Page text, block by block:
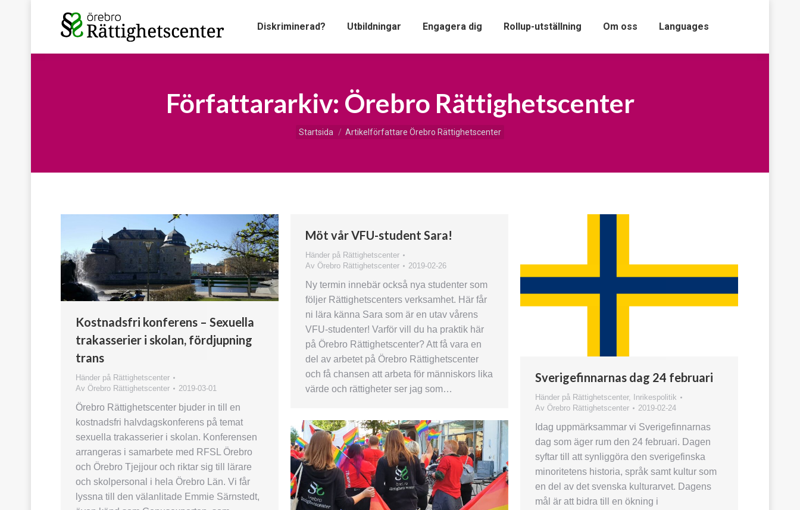
Diskriminerad? Utbildningar Engagera dig Rollup-utställning Om oss Languages
Författararkiv: Örebro Rättighetscenter
Du är här:
Startsida Artikelförfattare Örebro Rättighetscenter
Kostnadsfri konferens – Sexuella
trakasserier i skolan, fördjupning
trans
Händer på Rättighetscenter
Av Örebro Rättighetscenter 2019-03-01
Örebro Rättighetscenter bjuder in till en
kostnadsfri halvdagskonferens på temat
sexuella trakasserier i skolan. Konferensen
arrangeras i samarbete med RFSL Örebro
och Örebro Tjejjour och riktar sig till lärare
och skolpersonal i hela Örebro Län. Vi får
lyssna till den välanlitade Emmie Särnstedt,
Möt vår VFU-student Sara!
Händer på Rättighetscenter
Av Örebro Rättighetscenter 2019-02-26
Ny termin innebär också nya studenter som
följer Rättighetscenters verksamhet. Här får
ni lära känna Sara som är en utav vårens
VFU-studenter! Varför vill du ha praktik här
på Örebro Rättighetscenter? Att få vara en
del av arbetet på Örebro Rättighetscenter
och få chansen att arbeta för människors lika
värde och rättigheter ser jag som…
Sverigefinnarnas dag 24 februari
Händer på Rättighetscenter,
Inrikespolitik
Av Örebro Rättighetscenter 2019-02-24
Idag uppmärksammar vi Sverigefinnarnas
dag som äger rum den 24 februari. Dagen
syftar till att synliggöra den sverigefinska
minoritetens historia, språk samt kultur som
en del av det svenska kulturarvet. Dagens
mål är att bidra till en ökning i